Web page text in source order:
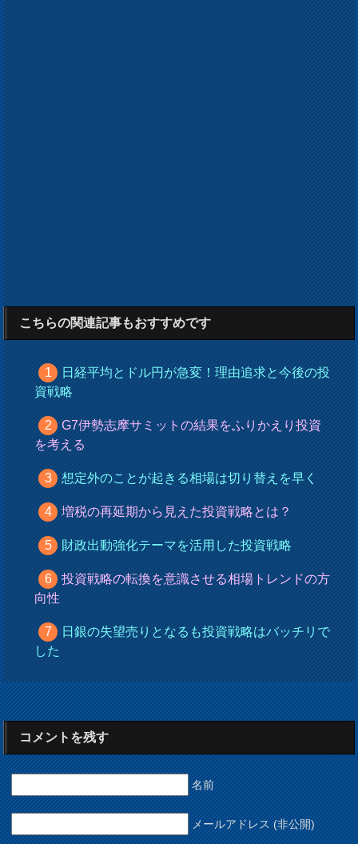
こちらの関連記事もおすすめです
日経平均とドル円が急変！理由追求と今後の投
資戦略
G7伊勢志摩サミットの結果をふりかえり投資
を考える
想定外のことが起きる相場は切り替えを早く
増税の再延期から見えた投資戦略とは？
財政出動強化テーマを活用した投資戦略
投資戦略の転換を意識させる相場トレンドの方
向性
日銀の失望売りとなるも投資戦略はバッチリで
した
コメントを残す
名前
メールアドレス (非公開)